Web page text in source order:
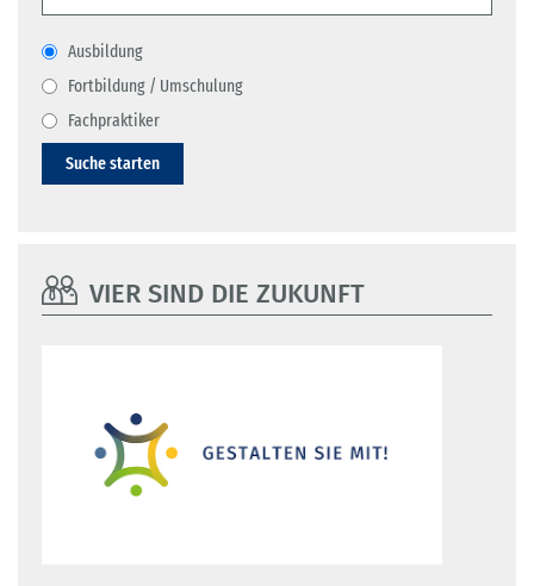
Ausbildung
Fortbildung / Umschulung
Fachpraktiker
Suche starten
VIER SIND DIE ZUKUNFT